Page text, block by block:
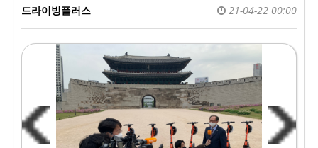
드라이빙플러스 21-04-22 00:00